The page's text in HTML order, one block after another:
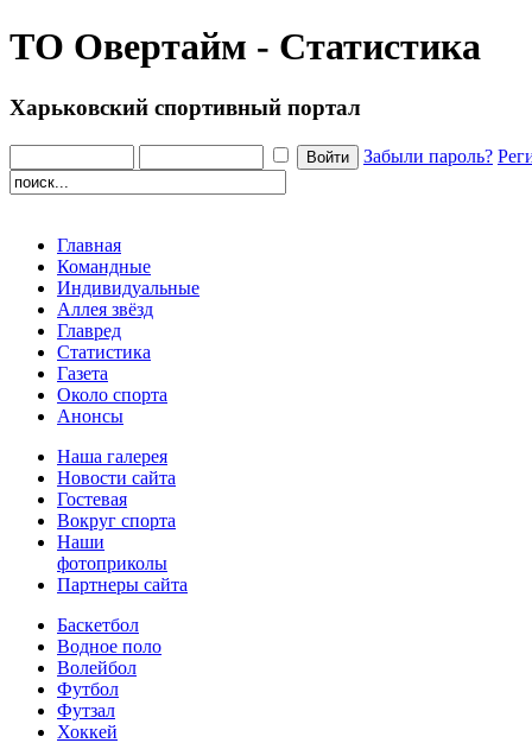
ТО Овертайм - Статистика
Харьковский спортивный портал
Забыли пароль?
Главная
Командные
Индивидуальные
Аллея звёзд
Главред
Статистика
Газета
Около спорта
Анонсы
Наша галерея
Новости сайта
Гостевая
Вокруг спорта
Наши
фотоприколы
Партнеры сайта
Баскетбол
Водное поло
Волейбол
Футбол
Футзал
Хоккей